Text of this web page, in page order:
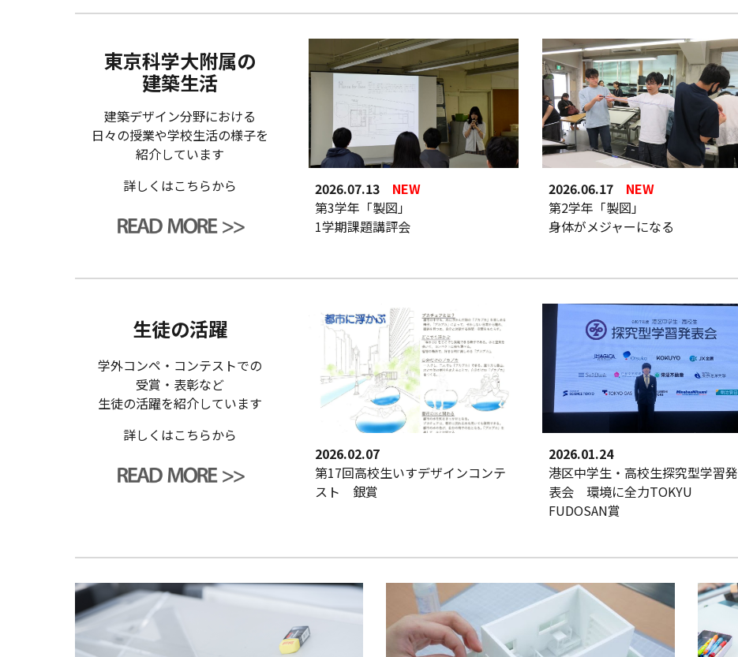
東京科学大附属の
建築生活
建築デザイン分野における
日々の授業や学校生活の様子を
紹介しています
詳しくはこちらから
2026.07.13
NEW
第3学年「製図」
1学期課題講評会
2026.06.17
NEW
第2学年「製図」
身体がメジャーになる
生徒の活躍
学外コンペ・コンテストでの
受賞・表彰など
生徒の活躍を紹介しています
詳しくはこちらから
2026.02.07
第17回高校生いすデザインコンテ
スト
銀賞
2026.01.24
港区中学生・高校生探究型学習発
表会 環境に全力TOKYU
FUDOSAN賞